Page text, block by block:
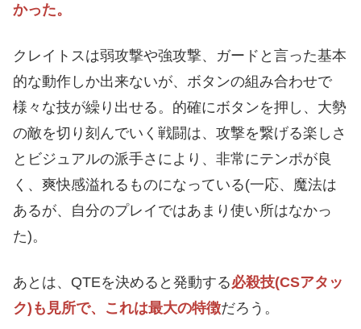
かった。
クレイトスは弱攻撃や強攻撃、ガードと言った基本
的な動作しか出来ないが、ボタンの組み合わせで
様々な技が繰り出せる。的確にボタンを押し、大勢
の敵を切り刻んでいく戦闘は、攻撃を繋げる楽しさ
とビジュアルの派手さにより、非常にテンポが良
く、爽快感溢れるものになっている(一応、魔法は
あるが、自分のプレイではあまり使い所はなかっ
た)。
あとは、QTEを決めると発動する必殺技(CSアタッ
ク)も見所で、これは最大の特徴だろう。